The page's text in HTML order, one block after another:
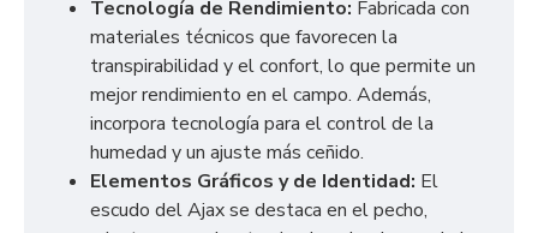
Tecnología de Rendimiento: Fabricada con
materiales técnicos que favorecen la
transpirabilidad y el confort, lo que permite un
mejor rendimiento en el campo. Además,
incorpora tecnología para el control de la
humedad y un ajuste más ceñido.
Elementos Gráficos y de Identidad: El
escudo del Ajax se destaca en el pecho,